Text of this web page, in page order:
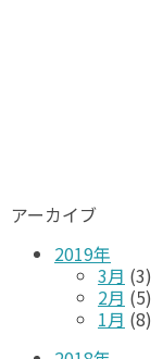
アーカイブ
2019年
3月 (3)
2月 (5)
1月 (8)